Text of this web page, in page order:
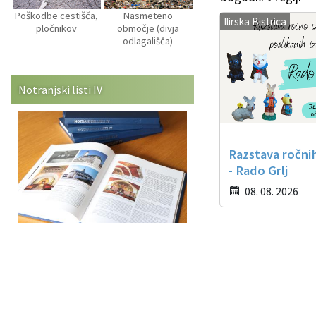
Ilirska Bistrica
Razstava
- Rado Grlj
08. 08. 2026
Poškodbe cestišča,
pločnikov
Nasmeteno
območje (divja
odlagališča)
Notranjski listi IV